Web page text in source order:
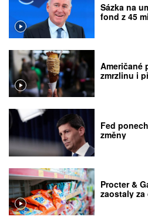
Sázka na
fond z 45
Američané
zmrzlinu i
Fed
změny
Procter &
zaostaly